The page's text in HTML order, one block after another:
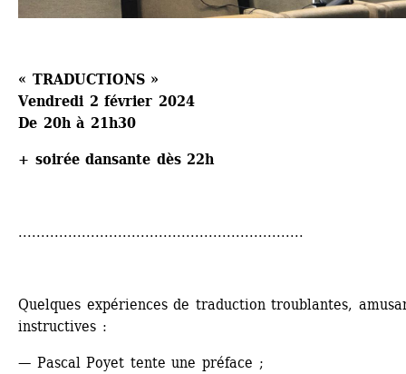
« TRADUCTIONS »
Vendredi 2 février 2024
De 20h à 21h30
+ soirée dansante dès 22h
...............................................................
Quelques expériences de traduction troublantes,
instructives :
— Pascal Poyet tente une préface ;